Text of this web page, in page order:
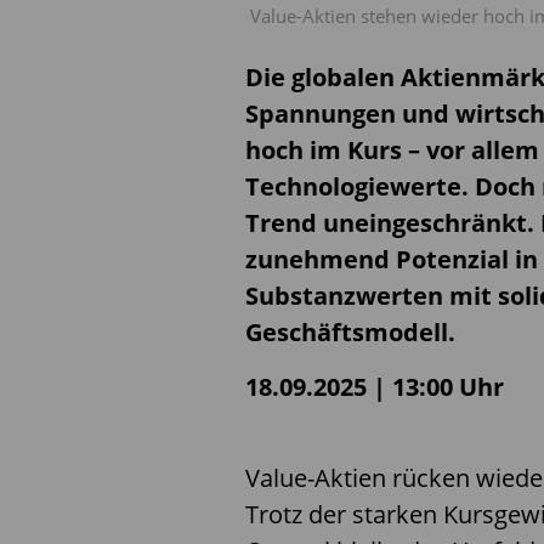
Value-Aktien stehen wieder hoch
Die globalen
Spannungen und
hoch im Kurs – vor
Technologiewerte.
Trend uneingeschränkt.
zunehmend Potenzial
Substanzwerten mit
Geschäftsmodell.
18.09.2025 | 13:00 Uhr
Value-Aktien rücken
Trotz der starken